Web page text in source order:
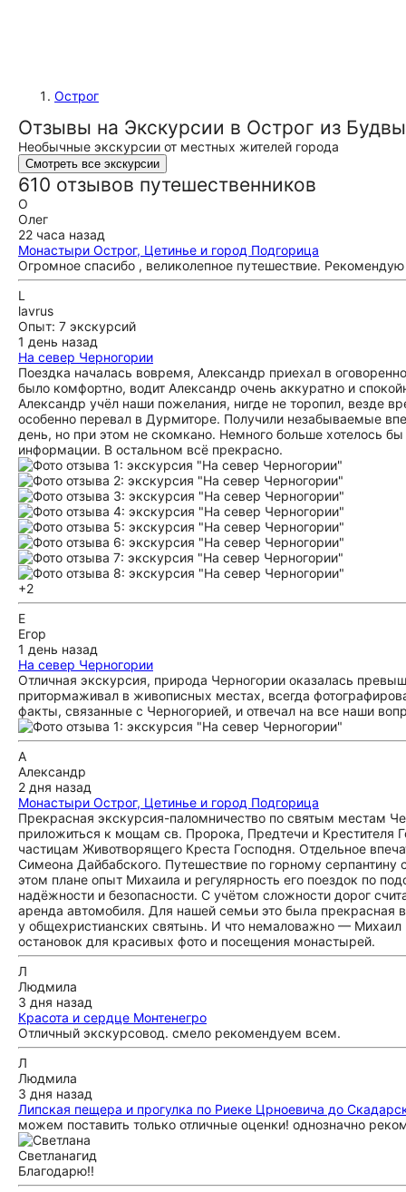
Острог
Отзывы на Экскурсии в Острог из Будвы
Необычные экскурсии от местных жителей города
Смотреть все экскурсии
610 отзывов путешественников
О
Олег
22 часа назад
Монастыри Острог, Цетинье и город Подгорица
Огромное спасибо , великолепное путешествие.
L
lavrus
Опыт: 7 экскурсий
1 день назад
На север Черногории
Поездка началась вовремя, Александр приехал в
было комфортно, водит Александр очень аккуратно и
Александр учёл наши пожелания, нигде не торопил, везде
особенно перевал в Дурмиторе. Получили незабываемые
день, но при этом не скомкано. Немного больше хотелось
информации. В остальном всё прекрасно.
+2
Е
Егор
1 день назад
На север Черногории
Отличная экскурсия, природа Черногории оказалась
притормаживал в живописных местах, всегда
факты, связанные с Черногорией, и отвечал на все наши
А
Александр
2 дня назад
Монастыри Острог, Цетинье и город Подгорица
Прекрасная экскурсия-паломничество по святым местам
приложиться к мощам св. Пророка, Предтечи и Крестителя
частицам Животворящего Креста Господня. Отдельное
Симеона Дайбабского. Путешествие по горному
этом плане опыт Михаила и регулярность его поездок по
надёжности и безопасности. С учётом сложности дорог
аренда автомобиля. Для нашей семьи это была прекрасная
у общехристианских святынь. И что немаловажно — Михаил
остановок для красивых фото и посещения монастырей.
Л
Людмила
3 дня назад
Красота и сердце Монтенегро
Отличный экскурсовод. смело рекомендуем всем.
Л
Людмила
3 дня назад
Липская пещера и прогулка по Риеке Црноевича до
можем поставить только отличные оценки! однозначно
Светланагид
Благодарю!!